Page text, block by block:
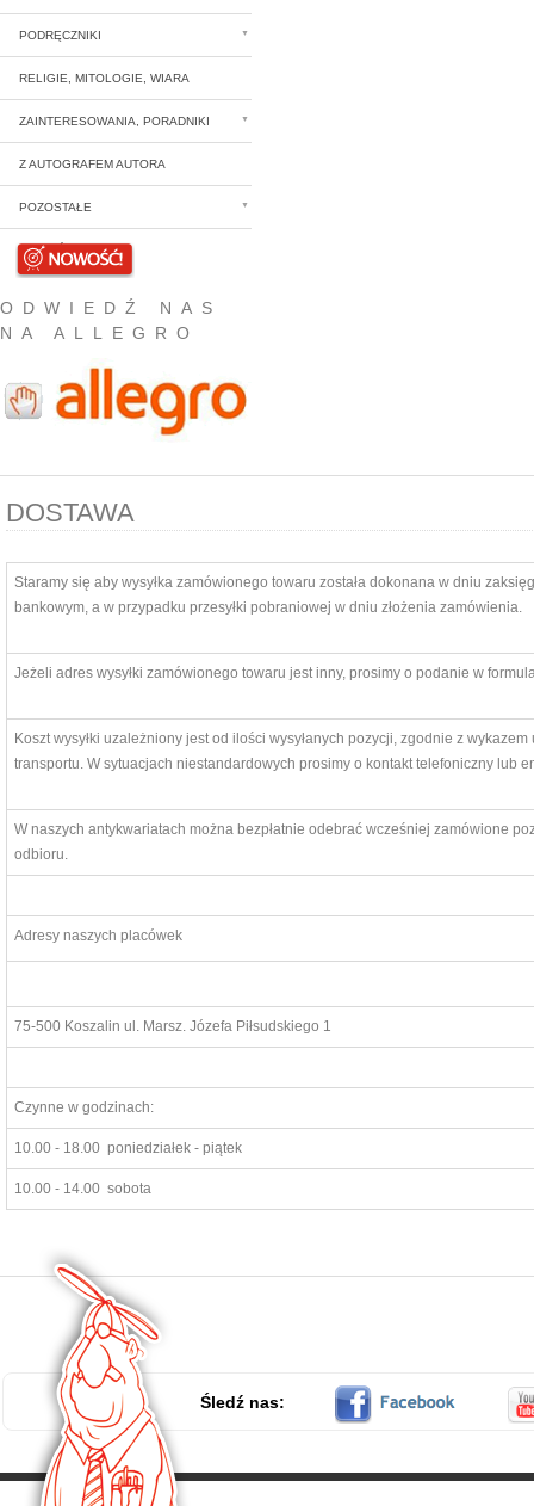
PODRĘCZNIKI
RELIGIE, MITOLOGIE, WIARA
ZAINTERESOWANIA, PORADNIKI
Z AUTOGRAFEM AUTORA
POZOSTAŁE
NOWOŚCI
ODWIEDŹ NAS
NA ALLEGRO
DOSTAWA
Staramy się aby wysyłka zamówionego towaru została dokonana w dniu
bankowym, a w przypadku przesyłki pobraniowej w dniu złożenia zamówienia.
Jeżeli adres wysyłki zamówionego towaru jest inny, prosimy o podanie w
Koszt wysyłki uzależniony jest od ilości wysyłanych pozycji, zgodnie z
transportu. W sytuacjach niestandardowych prosimy o kontakt telefoniczny lub
W naszych antykwariatach można bezpłatnie odebrać wcześniej zamówione
odbioru.
Adresy naszych placówek
75-500 Koszalin ul. Marsz. Józefa Piłsudskiego 1
Czynne w godzinach:
10.00 - 18.00 poniedziałek - piątek
10.00 - 14.00 sobota
Śledź nas: